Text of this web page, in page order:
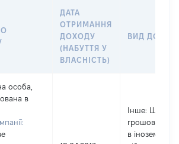
ДАТА
ОТРИМАННЯ
ДОХОДУ
(НАБУТТЯ У
ВЛАСНІСТЬ)
ВИД
особа,
в
Інше:
грошова
в іноземній